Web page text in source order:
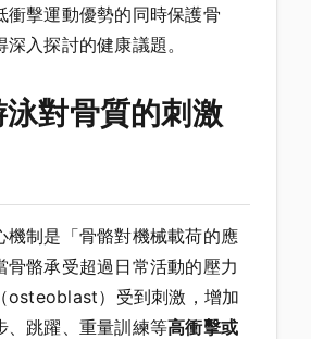
衝擊運動優勢的同時保護骨
入探討的健康議題。
對骨質的刺激
機制是「骨骼對機械載荷的應
骼承受超過日常活動的壓力
osteoblast）受到刺激，增加
、跳躍、重量訓練等高衝擊或